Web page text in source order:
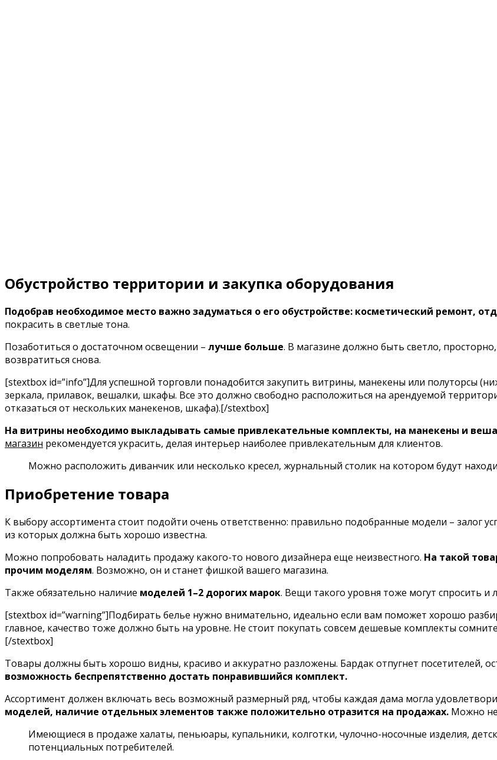
Обустройство территории и закупка оборудования
Подобрав необходимое место важно задуматься о его обустройстве: косметический ремонт,
покрасить в светлые тона.
Позаботиться о достаточном освещении – лучше больше. В магазине должно быть светло,
возвратиться снова.
[stextbox id=”info”]Для успешной торговли понадобится закупить витрины, манекены или полуторсы
зеркала, прилавок, вешалки, шкафы. Все это должно свободно расположиться на арендуемой
отказаться от нескольких манекенов, шкафа).[/stextbox]
На витрины необходимо выкладывать самые привлекательные комплекты, на манекены и
магазин рекомендуется украсить, делая интерьер наиболее привлекательным для клиентов.
Можно расположить диванчик или несколько кресел, журнальный столик на котором будут
Приобретение товара
К выбору ассортимента стоит подойти очень ответственно: правильно подобранные модели – залог
из которых должна быть хорошо известна.
Можно попробовать наладить продажу какого-то нового дизайнера еще неизвестного. На такой
прочим моделям. Возможно, он и станет фишкой вашего магазина.
Также обязательно наличие моделей 1–2 дорогих марок. Вещи такого уровня тоже могут спросить и
[stextbox id=”warning”]Подбирать белье нужно внимательно, идеально если вам поможет хорошо
главное, качество тоже должно быть на уровне. Не стоит покупать совсем дешевые комплекты
[/stextbox]
Товары должны быть хорошо видны, красиво и аккуратно разложены. Бардак отпугнет посетителей,
возможность беспрепятственно достать понравившийся комплект.
Ассортимент должен включать весь возможный размерный ряд, чтобы каждая дама могла
моделей, наличие отдельных элементов также положительно отразится на продажах. Можно
Имеющиеся в продаже халаты, пеньюары, купальники, колготки, чулочно-носочные изделия,
потенциальных потребителей.